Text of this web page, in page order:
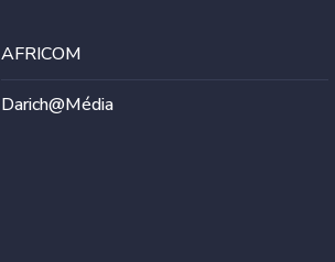
AFRICOM
Darich@Média